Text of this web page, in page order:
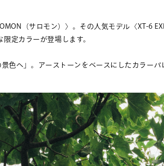
（サロモン）〉。その人気モデル〈XT-6
定カラーが登場します。
色へ」。アーストーンをベースにしたカラー